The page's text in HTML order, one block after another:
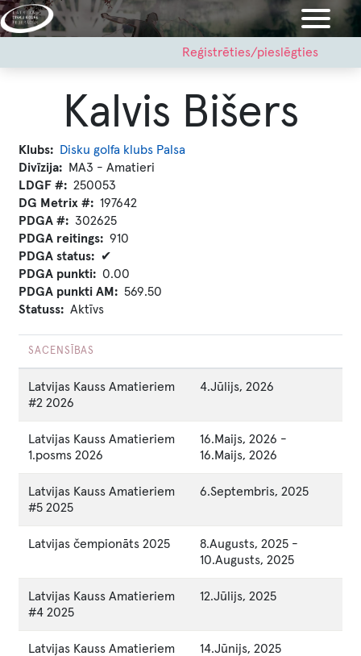
Pārlekt
uz
menu
Reģistrēties/pieslēgties
Kalvis Bišers
Klubs
Disku golfa klubs Palsa
Divīzija
MA3 - Amatieri
LDGF #
250053
DG Metrix #
197642
PDGA #
302625
PDGA reitings
910
PDGA status
✔
PDGA punkti
0.00
PDGA punkti AM
569.50
Statuss
Aktīvs
SACENSĪBAS
Latvijas Kauss Amatieriem
#2 2026
4.Jūlijs, 2026
Latvijas Kauss Amatieriem
1.posms 2026
16.Maijs, 2026 -
16.Maijs, 2026
Latvijas Kauss Amatieriem
#5 2025
6.Septembris, 2025
Latvijas čempionāts 2025 8.Augusts, 2025 -
10.Augusts, 2025
Latvijas Kauss Amatieriem
#4 2025
12.Jūlijs, 2025
Latvijas Kauss Amatieriem
14.Jūnijs, 2025